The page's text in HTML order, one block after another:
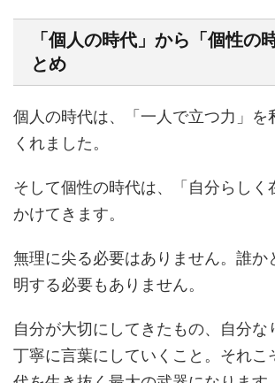
「個人の時代」から「個性の
とめ
個人の時代は、「一人で立つ力」を
くれました。
そして個性の時代は、「自分らしく
かけてきます。
無理に尖る必要はありません。誰か
明する必要もありません。
自分が大切にしてきたもの、自分な
丁寧に言葉にしていくこと。それこ